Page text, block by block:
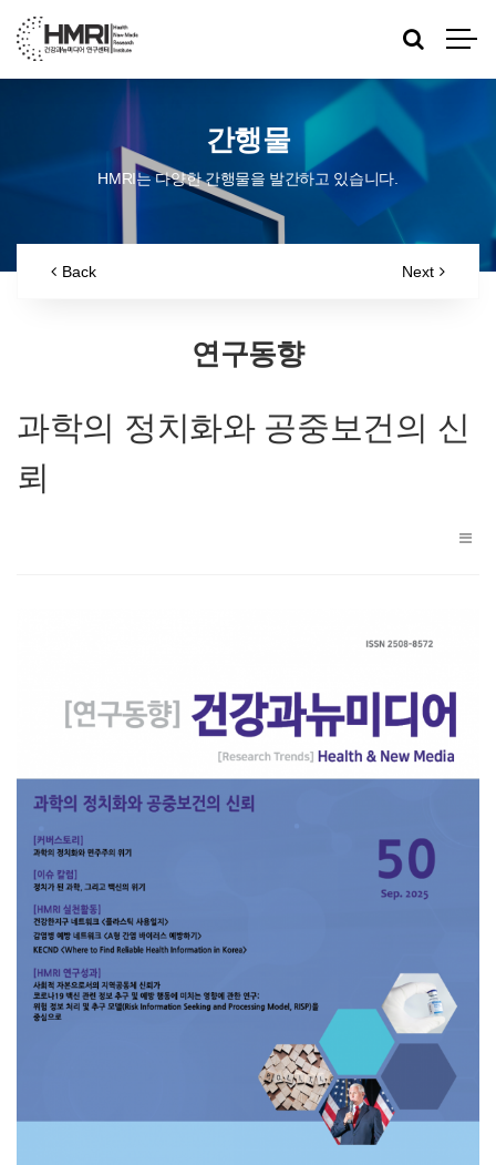
간행물
HMRI는 다양한 간행물을 발간하고 있습니다.
Back Next
연구동향
과학의 정치화와 공중보건의 신
뢰